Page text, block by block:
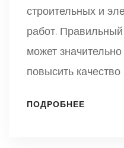
строительных и
работ.
может
повысить
инструментов для
ПОДРОБНЕЕ